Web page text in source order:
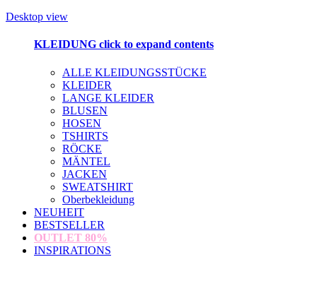
Desktop view
KLEIDUNG click to expand contents
ALLE KLEIDUNGSSTÜCKE
KLEIDER
LANGE KLEIDER
BLUSEN
HOSEN
TSHIRTS
RÖCKE
MÄNTEL
JACKEN
SWEATSHIRT
Oberbekleidung
NEUHEIT
BESTSELLER
OUTLET 80%
INSPIRATIONS